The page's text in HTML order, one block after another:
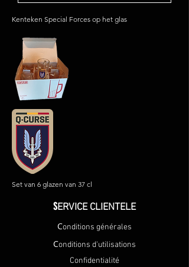
Kenteken Special Forces op het glas
Set van 6 glazen van 37 cl
SERVICE CLIENTELE
Conditions générales
Conditions d'utilisations
Confidentialité